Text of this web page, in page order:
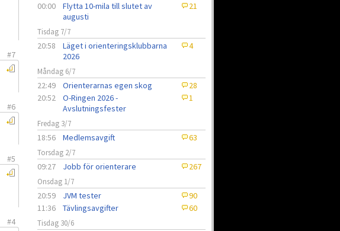
#7
#6
#5
#4
00:00
Flytta 10-mila till slutet av
augusti
21
Tisdag 7/7
20:58
Läget i orienteringsklubbarna
2026
4
Måndag 6/7
22:49 Orienterarnas egen skog
28
20:52
O-Ringen 2026 -
Avslutningsfester
1
Fredag 3/7
18:56 Medlemsavgift 63
Torsdag 2/7
09:27 Jobb för orienterare 267
Onsdag 1/7
20:59 JVM tester
90
11:36
Tävlingsavgifter 60
Tisdag 30/6